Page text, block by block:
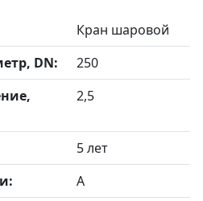
Кран шаровой
DN:
250
2,5
5 лет
А